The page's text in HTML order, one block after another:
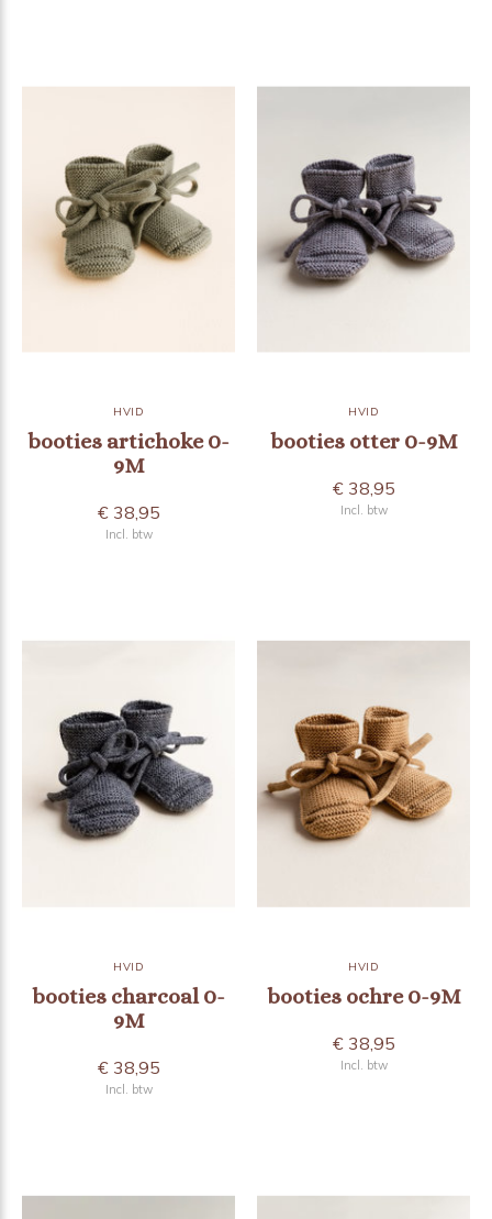
HVID
booties artichoke 0-
9M
€ 38,95
Incl. btw
HVID
booties otter 0-9M
€ 38,95
Incl. btw
HVID
booties charcoal 0-
9M
€ 38,95
Incl. btw
HVID
booties ochre 0-9M
€ 38,95
Incl. btw